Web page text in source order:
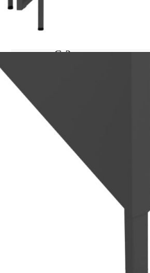
Размери: 80 x
С 2 регулируеми
преобръщане, този
използва с